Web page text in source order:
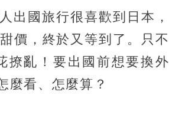
出國旅行很喜歡到日本，
價，終於又等到了。只不
撩亂！要出國前想要換外
麼看、怎麼算？